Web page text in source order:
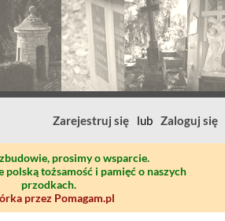
Zarejestruj się lub Zaloguj się
prosimy o wsparcie.
tożsamość i pamięć o naszych
przodkach.
przez Pomagam.pl